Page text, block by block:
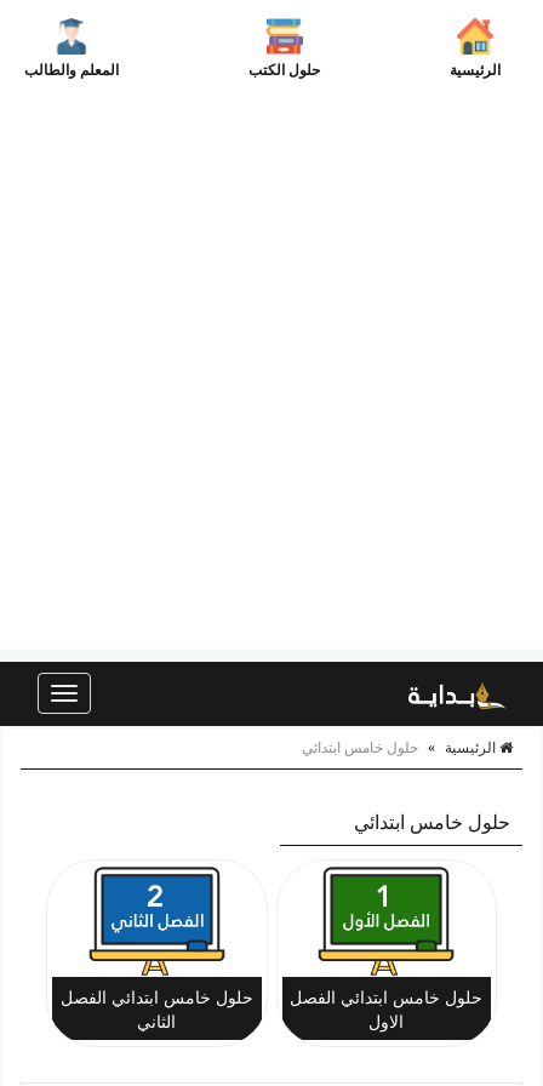
الرئيسية حلول الكتب المعلم والطالب
Toggle
الرئيسية » حلول خامس ابتدائي
حلول خامس ابتدائي
حلول خامس ابتدائي الفصل
الاول
حلول خامس ابتدائي الفصل
الثاني